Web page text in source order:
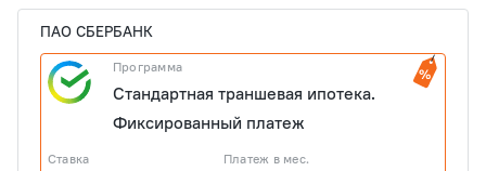
ПАО СБЕРБАНК
Программа
Стандартная траншевая ипотека.
Фиксированный платеж
Ставка Платеж в мес.